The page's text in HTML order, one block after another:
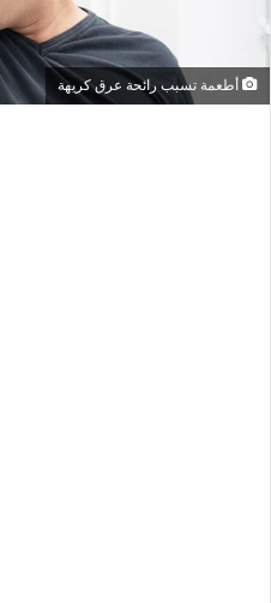
أطعمة تسبب رائحة عرق كريهة